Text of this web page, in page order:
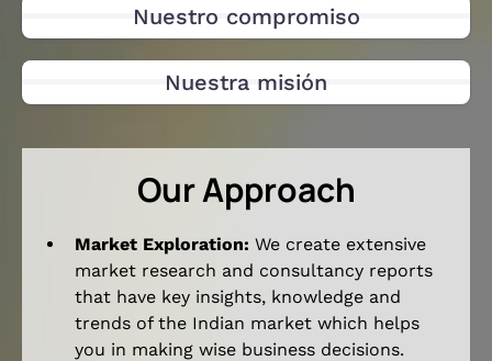
Nuestro compromiso
Nuestra misión
Our Approach
Market Exploration: We create extensive
market research and consultancy reports
that have key insights, knowledge and
trends of the Indian market which helps
you in making wise business decisions.